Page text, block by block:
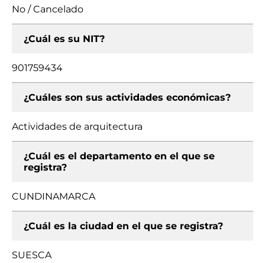
No / Cancelado
¿Cuál es su NIT?
901759434
¿Cuáles son sus actividades económicas?
Actividades de arquitectura
¿Cuál es el departamento en el que se
registra?
CUNDINAMARCA
¿Cuál es la ciudad en el que se registra?
SUESCA